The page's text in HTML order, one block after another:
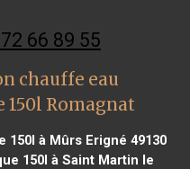
66 89 55
chauffe eau
Romagnat
à Mûrs Erigné 49130
150l à Saint Martin le